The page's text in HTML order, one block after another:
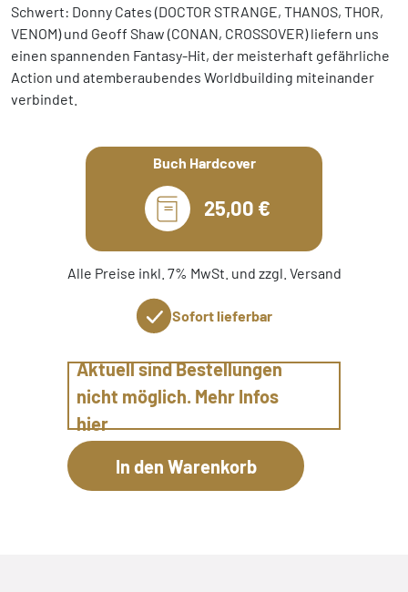
Schwert: Donny Cates (DOCTOR STRANGE, THANOS, THOR,
VENOM) und Geoff Shaw (CONAN, CROSSOVER) liefern uns
einen spannenden Fantasy-Hit, der meisterhaft gefährliche
Action und atemberaubendes Worldbuilding miteinander
verbindet.
Buch Hardcover
25,00 €
Alle Preise inkl. 7% MwSt. und zzgl. Versand
Sofort lieferbar
Aktuell sind Bestellungen
nicht möglich. Mehr Infos
hier